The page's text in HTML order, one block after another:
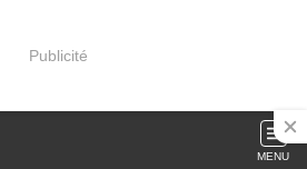
Publicité
MENU